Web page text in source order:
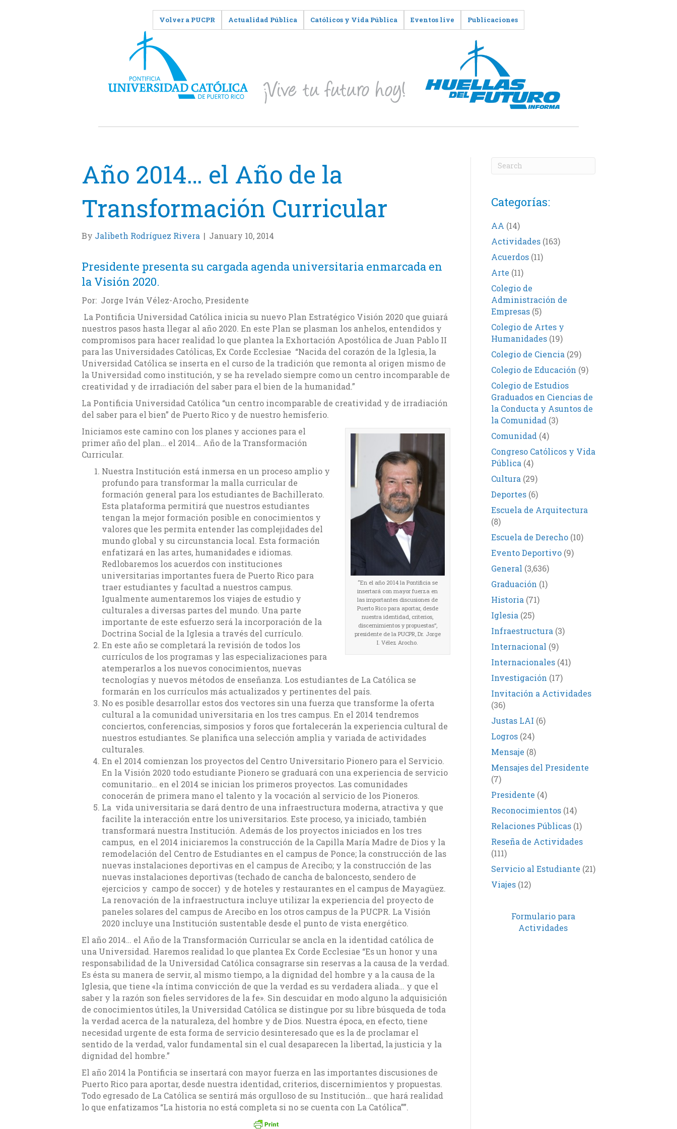
Volver a PUCPR Actualidad Pública Católicos y Vida Pública Eventos live Publicaciones
Año 2014… el Año de la
Transformación Curricular
By Jalibeth Rodríguez Rivera | January 10, 2014
Presidente presenta su cargada agenda universitaria enmarcada en
la Visión 2020.
Por: Jorge Iván Vélez-Arocho, Presidente
La Pontificia Universidad Católica inicia su nuevo Plan Estratégico Visión 2020 que guiará
nuestros pasos hasta llegar al año 2020. En este Plan se plasman los anhelos, entendidos y
compromisos para hacer realidad lo que plantea la Exhortación Apostólica de Juan Pablo II
para las Universidades Católicas, Ex Corde Ecclesiae “Nacida del corazón de la Iglesia, la
Universidad Católica se inserta en el curso de la tradición que remonta al origen mismo de
la Universidad como institución, y se ha revelado siempre como un centro incomparable de
creatividad y de irradiación del saber para el bien de la humanidad.”
La Pontificia Universidad Católica “un centro incomparable de creatividad y de irradiación
del saber para el bien” de Puerto Rico y de nuestro hemisferio.
“En el año 2014 la Pontificia se
insertará con mayor fuerza en
las importantes discusiones de
Puerto Rico para aportar, desde
nuestra identidad, criterios,
discernimientos y propuestas”,
presidente de la PUCPR, Dr. Jorge
I. Vélez Arocho.
Iniciamos este camino con los planes y acciones para el
primer año del plan… el 2014… Año de la Transformación
Curricular.
Nuestra Institución está inmersa en un proceso amplio y
profundo para transformar la malla curricular de
formación general para los estudiantes de Bachillerato.
Esta plataforma permitirá que nuestros estudiantes
tengan la mejor formación posible en conocimientos y
valores que les permita entender las complejidades del
mundo global y su circunstancia local. Esta formación
enfatizará en las artes, humanidades e idiomas.
Redlobaremos los acuerdos con instituciones
universitarias importantes fuera de Puerto Rico para
traer estudiantes y facultad a nuestros campus.
Igualmente aumentaremos los viajes de estudio y
culturales a diversas partes del mundo. Una parte
importante de este esfuerzo será la incorporación de la
Doctrina Social de la Iglesia a través del currículo.
En este año se completará la revisión de todos los
currículos de los programas y las especializaciones para
atemperarlos a los nuevos conocimientos, nuevas
tecnologías y nuevos métodos de enseñanza. Los estudiantes de La Católica se
formarán en los currículos más actualizados y pertinentes del país.
No es posible desarrollar estos dos vectores sin una fuerza que transforme la oferta
cultural a la comunidad universitaria en los tres campus. En el 2014 tendremos
conciertos, conferencias, simposios y foros que fortalecerán la experiencia cultural de
nuestros estudiantes. Se planifica una selección amplia y variada de actividades
culturales.
En el 2014 comienzan los proyectos del Centro Universitario Pionero para el Servicio.
En la Visión 2020 todo estudiante Pionero se graduará con una experiencia de servicio
comunitario… en el 2014 se inician los primeros proyectos. Las comunidades
conocerán de primera mano el talento y la vocación al servicio de los Pioneros.
La vida universitaria se dará dentro de una infraestructura moderna, atractiva y que
facilite la interacción entre los universitarios. Este proceso, ya iniciado, también
transformará nuestra Institución. Además de los proyectos iniciados en los tres
campus, en el 2014 iniciaremos la construcción de la Capilla María Madre de Dios y la
remodelación del Centro de Estudiantes en el campus de Ponce; la construcción de las
nuevas instalaciones deportivas en el campus de Arecibo; y la construcción de las
nuevas instalaciones deportivas (techado de cancha de baloncesto, sendero de
ejercicios y campo de soccer) y de hoteles y restaurantes en el campus de Mayagüez.
La renovación de la infraestructura incluye utilizar la experiencia del proyecto de
paneles solares del campus de Arecibo en los otros campus de la PUCPR. La Visión
2020 incluye una Institución sustentable desde el punto de vista energético.
El año 2014… el Año de la Transformación Curricular se ancla en la identidad católica de
una Universidad. Haremos realidad lo que plantea Ex Corde Ecclesiae “Es un honor y una
responsabilidad de la Universidad Católica consagrarse sin reservas a la causa de la verdad.
Es ésta su manera de servir, al mismo tiempo, a la dignidad del hombre y a la causa de la
Iglesia, que tiene «la íntima convicción de que la verdad es su verdadera aliada… y que el
saber y la razón son fieles servidores de la fe». Sin descuidar en modo alguno la adquisición
de conocimientos útiles, la Universidad Católica se distingue por su libre búsqueda de toda
la verdad acerca de la naturaleza, del hombre y de Dios. Nuestra época, en efecto, tiene
necesidad urgente de esta forma de servicio desinteresado que es la de proclamar el
sentido de la verdad, valor fundamental sin el cual desaparecen la libertad, la justicia y la
dignidad del hombre.”
El año 2014 la Pontificia se insertará con mayor fuerza en las importantes discusiones de
Puerto Rico para aportar, desde nuestra identidad, criterios, discernimientos y propuestas.
Todo egresado de La Católica se sentirá más orgulloso de su Institución… que hará realidad
lo que enfatizamos “La historia no está completa si no se cuenta con La Católica””.
Categorías:
AA (14)
Actividades(163)
Acuerdos(11)
Arte (11)
Colegio de
Administración de
Empresas(5)
Colegio de Artes y
Humanidades(19)
Colegio de Ciencia (29)
Colegio de Educación (9)
Colegio de Estudios
Graduados en Ciencias de
la Conducta y Asuntos de
la Comunidad (3)
Comunidad (4)
Congreso Católicos y Vida
Pública (4)
Cultura (29)
Deportes(6)
Escuela de Arquitectura
(8)
Escuela de Derecho(10)
Evento Deportivo(9)
General (3,636)
Graduación (1)
Historia (71)
Iglesia (25)
Infraestructura (3)
Internacional (9)
Internacionales(41)
Investigación (17)
Invitación a Actividades
(36)
Justas LAI (6)
Logros(24)
Mensaje (8)
Mensajes del Presidente
(7)
Presidente (4)
Reconocimientos(14)
Relaciones Públicas(1)
Reseña de Actividades
(111)
Servicio al Estudiante (21)
Viajes(12)
Formulario para
Actividades